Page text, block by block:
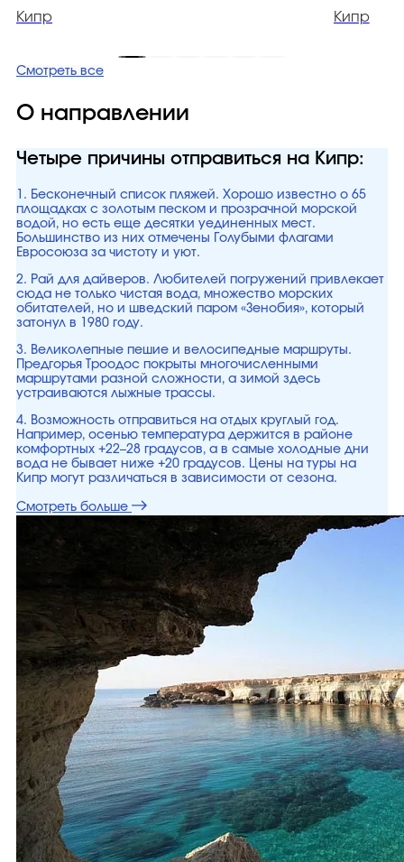
Кипр Кипр
Смотреть все
О направлении
Четыре причины отправиться на Кипр:
1. Бесконечный список пляжей. Хорошо известно о 65
площадках с золотым песком и прозрачной морской
водой, но есть еще десятки уединенных мест.
Большинство из них отмечены Голубыми флагами
Евросоюза за чистоту и уют.
2. Рай для дайверов. Любителей погружений привлекает
сюда не только чистая вода, множество морских
обитателей, но и шведский паром «Зенобия», который
затонул в 1980 году.
3. Великолепные пешие и велосипедные маршруты.
Предгорья Троодос покрыты многочисленными
маршрутами разной сложности, а зимой здесь
устраиваются лыжные трассы.
4. Возможность отправиться на отдых круглый год.
Например, осенью температура держится в районе
комфортных +22–28 градусов, а в самые холодные дни
вода не бывает ниже +20 градусов. Цены на туры на
Кипр могут различаться в зависимости от сезона.
Смотреть больше